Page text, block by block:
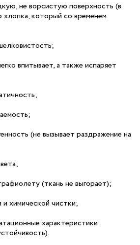
не ворсистую поверхность (в
который со временем
впитывает, а также испаряет
(не вызывает раздражение на
(ткань не выгорает);
химической чистки;
характеристики